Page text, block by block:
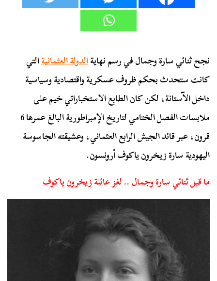
نجح ثنائي سارة وجمال في رسم نهايةالدولة العثمانيةالتي
كانت ستحدث بحكم ظروف عسكرية واقتصادية وسياسية
داخل الآستانة، لكن كان الطابع الاستخباراتي خيم على
ملابسات الفصل الختامي لتاريخ الإمبراطورية البالغ عمرها 6
قرون، عبر قائد الجيش الرابع العثماني، وعشيقته الجاسوسة
اليهودية سارة زيخرون ياكوف أرونسون.
ما قبل ثنائي سارة وجمال .. لغز عائلة زيخرون ياكوف